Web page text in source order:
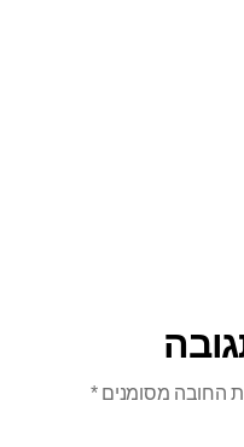
החובה מסומנים*